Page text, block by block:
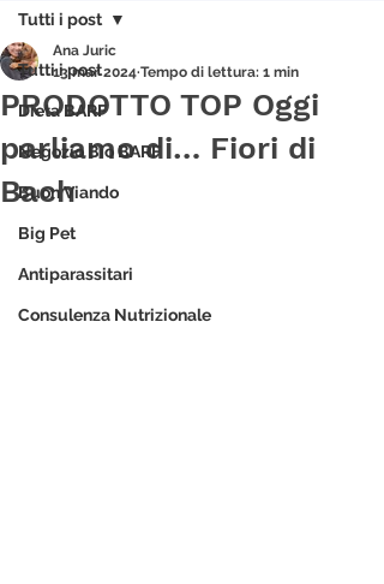
Tutti i post
Dieta BARF
Negozio Bio BARF
Buon Viando
Big Pet
Antiparassitari
Consulenza Nutrizionale
Tutti i post
PRODOTTO TOP Oggi
parliamo di… Fiori di
Bach
Ana Juric
13 mar 2024 Tempo di lettura: 1 min